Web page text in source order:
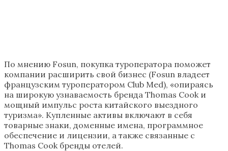
По мнению Fosun, покупка туроператора поможет
компании расширить свой бизнес (Fosun владеет
французским туроператором Club Med), «опираясь
на широкую узнаваемость бренда Thomas Cook и
мощный импульс роста китайского выездного
туризма». Купленные активы включают в себя
товарные знаки, доменные имена, программное
обеспечение и лицензии, а также связанные с
Thomas Cook бренды отелей.